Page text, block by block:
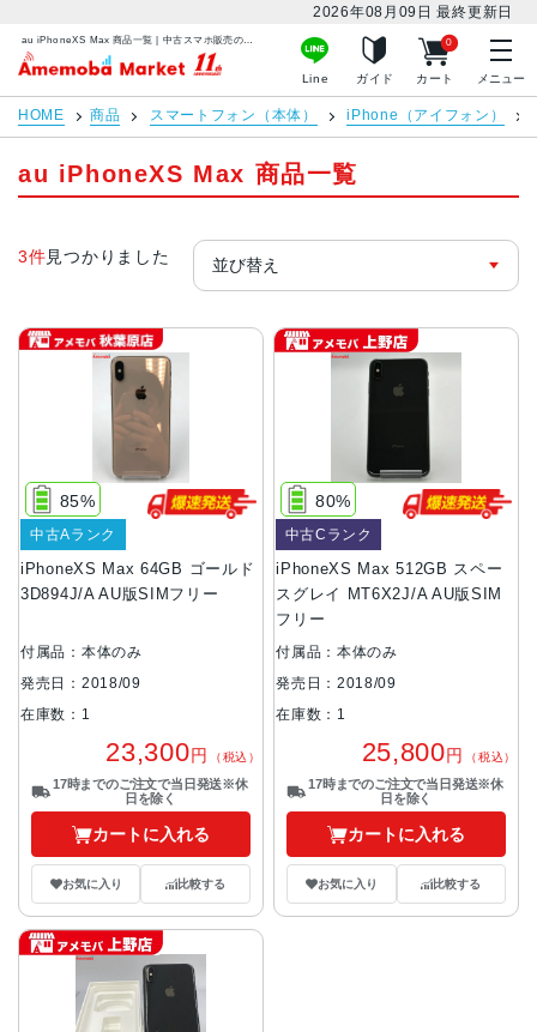
2026年08月09日 最終更新日
アメモバマーケット
Line ガイド カート
0
メニュー
HOME 商品 スマートフォン（本体） iPhone（アイフォン）
au iPhoneXS Max 商品一覧
3件見つかりました
iPhoneXS Max 64GB ゴールド
3D894J/A AU版SIMフリー
85%
中古Aランク
付属品：本体のみ
発売日：2018/09
在庫数：1
23,300円 （税込）
17時までのご注文で当日発送※休
日を除く
カートに入れる
お気に入り 比較する
iPhoneXS Max 512GB スペー
スグレイ MT6X2J/A AU版SIM
フリー
80%
中古Cランク
付属品：本体のみ
発売日：2018/09
在庫数：1
25,800円 （税込）
17時までのご注文で当日発送※休
日を除く
カートに入れる
お気に入り 比較する